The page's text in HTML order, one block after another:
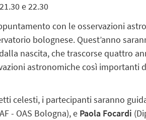
e 22.30
con le osservazioni
bolognese. Quest’anno
nascita, che trascorse quattro
astronomiche così importanti
celesti, i partecipanti saranno
- OAS Bologna), e Paola Focardi